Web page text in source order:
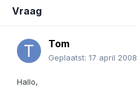
Vraag
Tom
Geplaatst: 17 april 2008
Hallo,